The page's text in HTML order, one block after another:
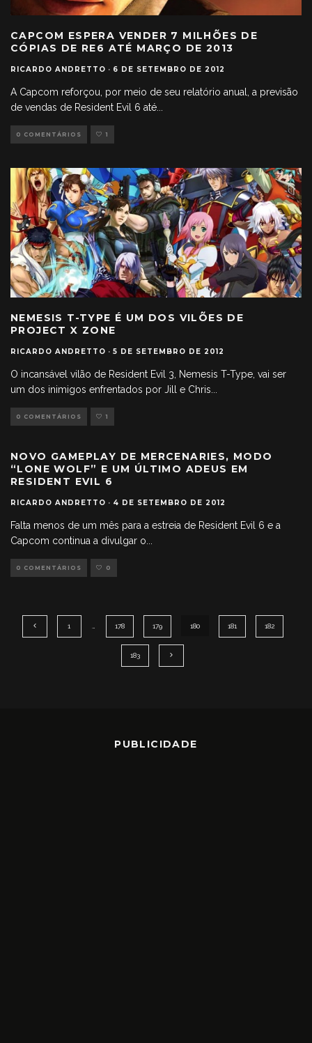
CAPCOM ESPERA VENDER 7 MILHÕES DE
CÓPIAS DE RE6 ATÉ MARÇO DE 2013
RICARDO ANDRETTO · 6 DE SETEMBRO DE 2012
A Capcom reforçou, por meio de seu relatório anual, a previsão
de vendas de Resident Evil 6 até
0 COMENTÁRIOS 1
NEMESIS T-TYPE É UM DOS VILÕES DE
PROJECT X ZONE
RICARDO ANDRETTO · 5 DE SETEMBRO DE 2012
O incansável vilão de Resident Evil 3, Nemesis T-Type, vai ser
um dos inimigos enfrentados por Jill e Chris
0 COMENTÁRIOS 1
NOVO GAMEPLAY DE MERCENARIES, MODO
“LONE WOLF” E UM ÚLTIMO ADEUS EM
RESIDENT EVIL 6
RICARDO ANDRETTO · 4 DE SETEMBRO DE 2012
Falta menos de um mês para a estreia de Resident Evil 6 e a
Capcom continua a divulgar o
0 COMENTÁRIOS 0
1 178 179 180 181 182
183
PUBLICIDADE